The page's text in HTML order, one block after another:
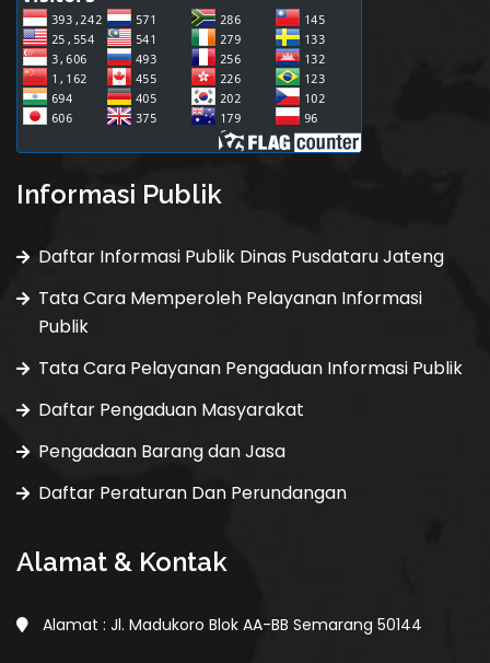
Informasi Publik
Daftar Informasi Publik Dinas Pusdataru Jateng
Tata Cara Memperoleh Pelayanan Informasi
Publik
Tata Cara Pelayanan Pengaduan Informasi Publik
Daftar Pengaduan Masyarakat
Pengadaan Barang dan Jasa
Daftar Peraturan Dan Perundangan
Alamat & Kontak
Alamat : Jl. Madukoro Blok AA-BB Semarang 50144